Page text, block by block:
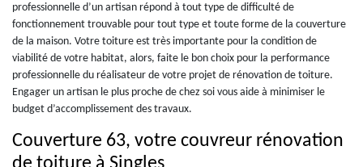
professionnelle d’un artisan répond à tout type de difficulté de
fonctionnement trouvable pour tout type et toute forme de la couverture
de la maison. Votre toiture est très importante pour la condition de
viabilité de votre habitat, alors, faite le bon choix pour la performance
professionnelle du réalisateur de votre projet de rénovation de toiture.
Engager un artisan le plus proche de chez soi vous aide à minimiser le
budget d’accomplissement des travaux.
Couverture 63, votre couvreur rénovation